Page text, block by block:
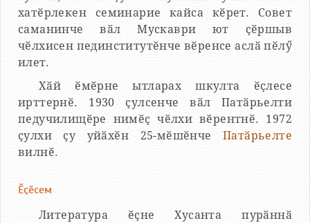
хатӗрлекен семинарие кайса кӗрет. Совет
саманинче вӑл Мускаври ют ҫӗршыв
чӗлхисен пединститутӗнче вӗренсе аслӑ пӗлӳ
илет.
Хӑй ӗмӗрне ытларах шкулта ӗҫлесе
ирттернӗ. 1930 ҫулсенче вӑл Патӑрьелти
педучилищӗре нимӗҫ чӗлхи вӗрентнӗ. 1972
ҫулхи ҫу уйӑхӗн 25-мӗшӗнче Патӑрьелте
вилнӗ.
Ӗҫӗсем
Литература ӗҫне Хусанта пурӑннӑ